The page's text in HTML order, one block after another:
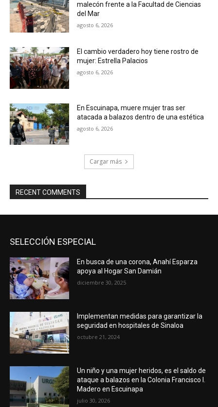
malecón frente a la Facultad de Ciencias
del Mar
agosto 6, 2026
El cambio verdadero hoy tiene rostro de
mujer: Estrella Palacios
agosto 6, 2026
En Escuinapa, muere mujer tras ser
atacada a balazos dentro de una estética
agosto 6, 2026
Cargar más
RECENT COMMENTS
SELECCIÓN ESPECIAL
En busca de una corona, Anahí Esparza
apoya al Hogar San Damián
diciembre 30, 2025
Implementan medidas para garantizar la
seguridad en hospitales de Sinaloa
octubre 21, 2024
Un niño y una mujer heridos, es el saldo de
ataque a balazos en la Colonia Francisco I.
Madero en Escuinapa
julio 30, 2026